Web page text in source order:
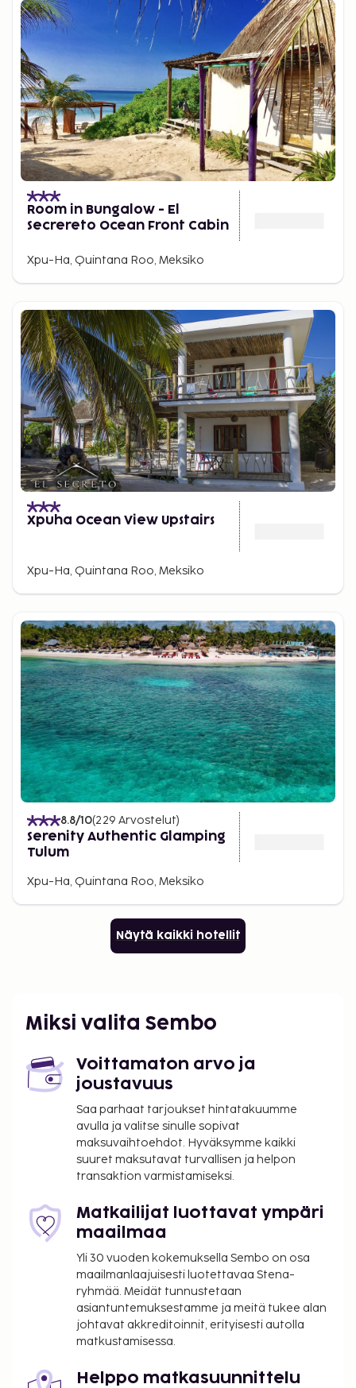
Room in Bungalow - El
Secrereto Ocean Front Cabin
Xpu-Ha, Quintana Roo, Meksiko
Xpuha Ocean View Upstairs
Xpu-Ha, Quintana Roo, Meksiko
8.8/10(229 Arvostelut)
Serenity Authentic Glamping
Tulum
Xpu-Ha, Quintana Roo, Meksiko
Näytä kaikki hotellit
Miksi valita Sembo
Voittamaton arvo ja
joustavuus
Saa parhaat tarjoukset hintatakuumme
avulla ja valitse sinulle sopivat
maksuvaihtoehdot. Hyväksymme kaikki
suuret maksutavat turvallisen ja helpon
transaktion varmistamiseksi.
Matkailijat luottavat ympäri
maailmaa
Yli 30 vuoden kokemuksella Sembo on osa
maailmanlaajuisesti luotettavaa Stena-
ryhmää. Meidät tunnustetaan
asiantuntemuksestamme ja meitä tukee alan
johtavat akkreditoinnit, erityisesti autolla
matkustamisessa.
Helppo matkasuunnittelu